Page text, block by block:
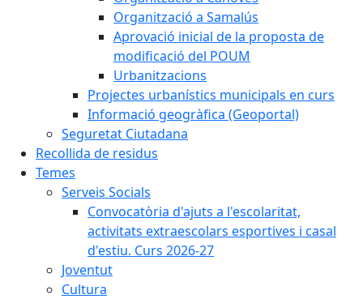
Organització a Samalús
Aprovació inicial de la proposta de
modificació del POUM
Urbanitzacions
Projectes urbanístics municipals en curs
Informació geogràfica (Geoportal)
Seguretat Ciutadana
Recollida de residus
Temes
Serveis Socials
Convocatòria d'ajuts a l'escolaritat,
activitats extraescolars esportives i casal
d'estiu. Curs 2026-27
Joventut
Cultura